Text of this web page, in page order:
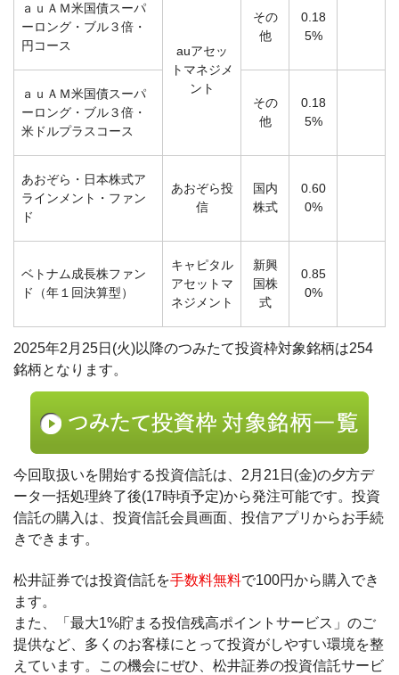
ａｕＡＭ米国債スーパ
ーロング・ブル３倍・
円コース
auアセッ
トマネジメ
ント
その
他
0.18
5%
ａｕＡＭ米国債スーパ
ーロング・ブル３倍・
米ドルプラスコース
その
他
0.18
5%
あおぞら・日本株式ア
ラインメント・ファン
ド
あおぞら投
信
国内
株式
0.60
0%
ベトナム成長株ファン
ド（年１回決算型）
キャピタル
アセットマ
ネジメント
新興
国株
式
0.85
0%
2025年2月25日(火)以降のつみたて投資枠対象銘柄は254
銘柄となります。
今回取扱いを開始する投資信託は、2月21日(金)の夕方デ
ータ一括処理終了後(17時頃予定)から発注可能です。投資
信託の購入は、投資信託会員画面、投信アプリからお手続
きできます。
松井証券では投資信託を手数料無料で100円から購入でき
ます。
また、「最大1%貯まる投信残高ポイントサービス」のご
提供など、多くのお客様にとって投資がしやすい環境を整
えています。この機会にぜひ、松井証券の投資信託サービ